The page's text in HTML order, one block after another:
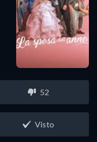
52
Visto